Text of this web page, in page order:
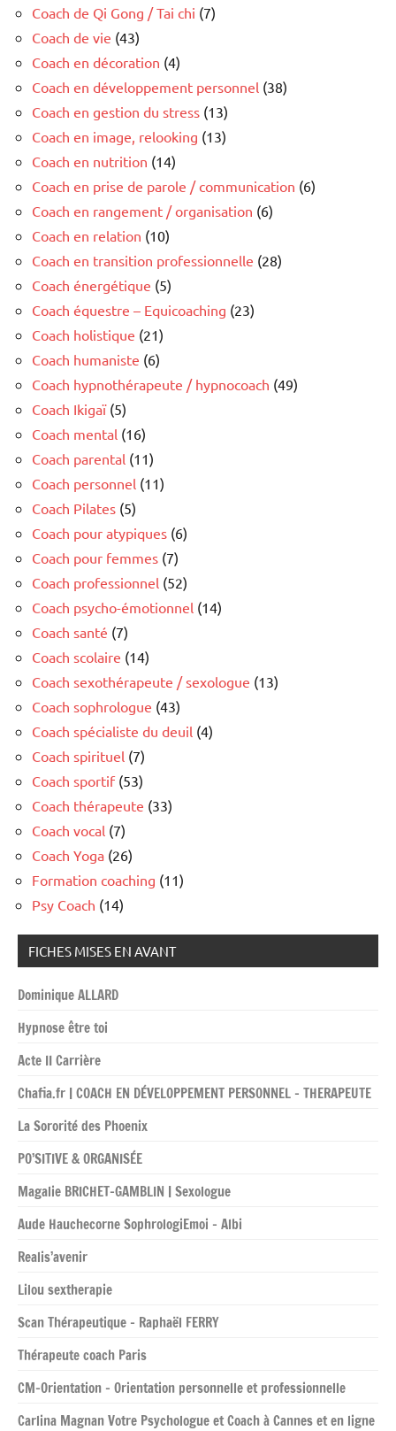
Coach de Qi Gong / Tai chi (7)
Coach de vie (43)
Coach en décoration (4)
Coach en développement personnel (38)
Coach en gestion du stress (13)
Coach en image, relooking (13)
Coach en nutrition (14)
Coach en prise de parole / communication (6)
Coach en rangement / organisation (6)
Coach en relation (10)
Coach en transition professionnelle (28)
Coach énergétique (5)
Coach équestre – Equicoaching (23)
Coach holistique (21)
Coach humaniste (6)
Coach hypnothérapeute / hypnocoach (49)
Coach Ikigaï(5)
Coach mental (16)
Coach parental (11)
Coach personnel (11)
Coach Pilates (5)
Coach pour atypiques (6)
Coach pour femmes (7)
Coach professionnel (52)
Coach psycho-émotionnel (14)
Coach santé (7)
Coach scolaire (14)
Coach sexothérapeute / sexologue (13)
Coach sophrologue (43)
Coach spécialiste du deuil (4)
Coach spirituel (7)
Coach sportif(53)
Coach thérapeute (33)
Coach vocal (7)
Coach Yoga (26)
Formation coaching (11)
Psy Coach (14)
FICHES MISES EN AVANT
Dominique ALLARD
Hypnose être toi
Acte II Carrière
Chafia.fr | COACH EN DÉVELOPPEMENT PERSONNEL – THERAPEUTE
La Sororité des Phoenix
PO’SITIVE & ORGANISÉE
Magalie BRICHET-GAMBLIN | Sexologue
Aude Hauchecorne SophrologiEmoi – Albi
Realis’avenir
Lilou sextherapie
Scan Thérapeutique – Raphaël FERRY
Thérapeute coach Paris
CM-Orientation – Orientation personnelle et professionnelle
Carlina Magnan Votre Psychologue et Coach à Cannes et en ligne